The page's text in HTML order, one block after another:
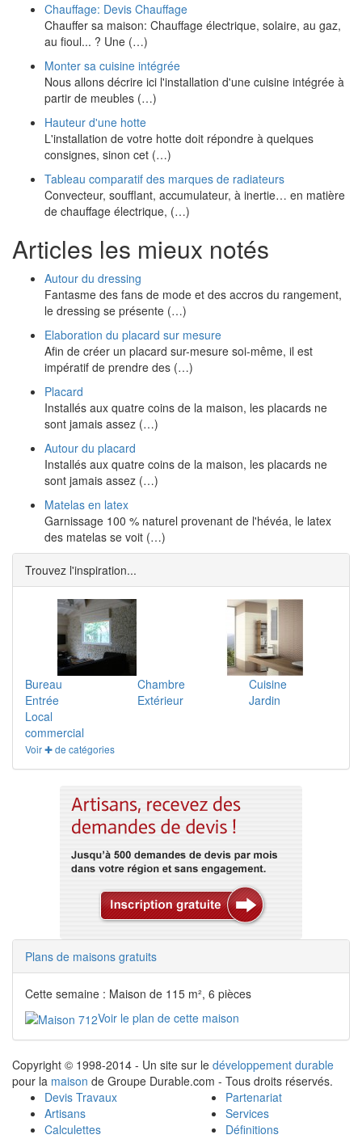
Chauffage: Devis Chauffage
Chauffer sa maison: Chauffage électrique, solaire, au gaz,
au fioul... ? Une (…)
Monter sa cuisine intégrée
Nous allons décrire ici l'installation d'une cuisine intégrée à
partir de meubles (…)
Hauteur d'une hotte
L'installation de votre hotte doit répondre à quelques
consignes, sinon cet (…)
Tableau comparatif des marques de radiateurs
Convecteur, soufflant, accumulateur, à inertie… en matière
de chauffage électrique, (…)
Articles les mieux notés
Autour du dressing
Fantasme des fans de mode et des accros du rangement,
le dressing se présente (…)
Elaboration du placard sur mesure
Afin de créer un placard sur-mesure soi-même, il est
impératif de prendre des (…)
Placard
Installés aux quatre coins de la maison, les placards ne
sont jamais assez (…)
Autour du placard
Installés aux quatre coins de la maison, les placards ne
sont jamais assez (…)
Matelas en latex
Garnissage 100 % naturel provenant de l'hévéa, le latex
des matelas se voit (…)
Trouvez l'inspiration...
Bureau Chambre
Cuisine
Entrée
Extérieur
Jardin
Local
commercial
Voir ✚ de catégories
Plans de maisons gratuits
Cette semaine : Maison de 115 m², 6 pièces
Voir le plan de cette maison
Copyright © 1998-2014 - Un site sur le développement durable
pour la maison de Groupe Durable.com - Tous droits réservés.
Devis Travaux
Artisans
Calculettes
Partenariat
Services
Définitions